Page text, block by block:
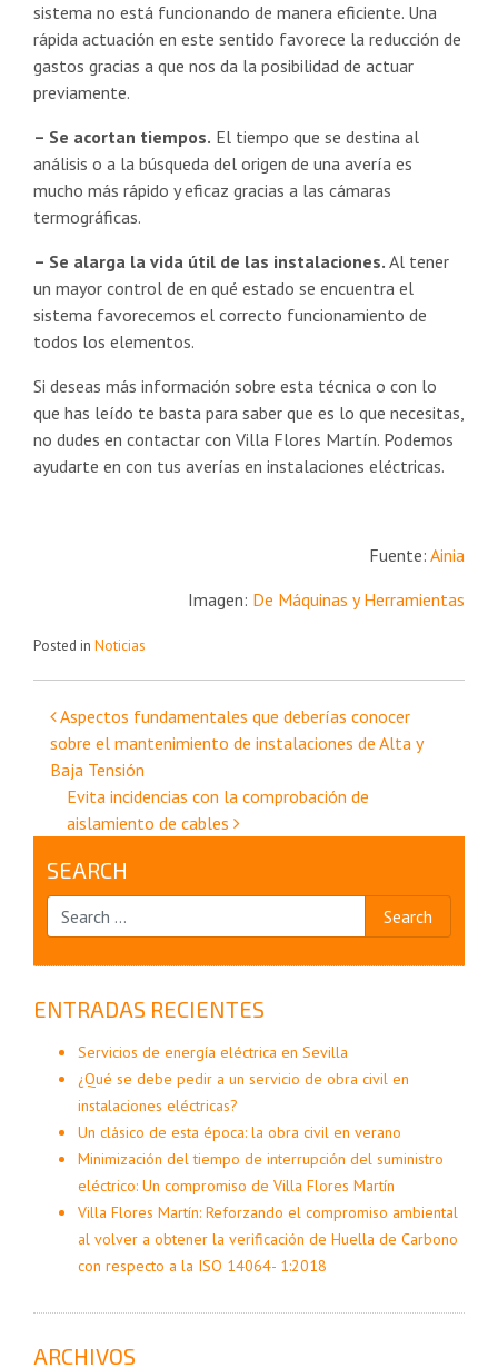
sistema no está funcionando de manera eficiente. Una
rápida actuación en este sentido favorece la reducción de
gastos gracias a que nos da la posibilidad de actuar
previamente.
– Se acortan tiempos. El tiempo que se destina al
análisis o a la búsqueda del origen de una avería es
mucho más rápido y eficaz gracias a las cámaras
termográficas.
– Se alarga la vida útil de las instalaciones. Al tener
un mayor control de en qué estado se encuentra el
sistema favorecemos el correcto funcionamiento de
todos los elementos.
Si deseas más información sobre esta técnica o con lo
que has leído te basta para saber que es lo que necesitas,
no dudes en contactar con Villa Flores Martín. Podemos
ayudarte en con tus averías en instalaciones eléctricas.
Fuente: Ainia
Imagen: De Máquinas y Herramientas
Posted in Noticias
Navegación
de
entradas
Aspectos fundamentales que deberías conocer
sobre el mantenimiento de instalaciones de Alta y
Baja Tensión
Evita incidencias con la comprobación de
aislamiento de cables
SEARCH
ENTRADAS RECIENTES
Servicios de energía eléctrica en Sevilla
¿Qué se debe pedir a un servicio de obra civil en
instalaciones eléctricas?
Un clásico de esta época: la obra civil en verano
Minimización del tiempo de interrupción del suministro
eléctrico: Un compromiso de Villa Flores Martín
Villa Flores Martín: Reforzando el compromiso ambiental
al volver a obtener la verificación de Huella de Carbono
con respecto a la ISO 14064- 1:2018
ARCHIVOS